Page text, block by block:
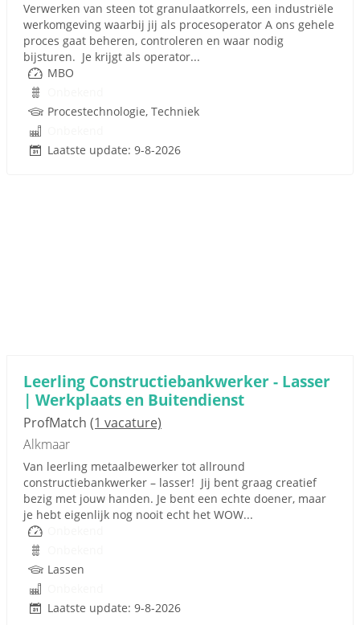
Verwerken van steen tot granulaatkorrels, een industriële
werkomgeving waarbij jij als procesoperator A ons gehele
proces gaat beheren, controleren en waar nodig
bijsturen. Je krijgt als operator...
MBO
Procestechnologie, Techniek
Laatste update: 9-8-2026
Leerling Constructiebankwerker - Lasser
| Werkplaats en Buitendienst
ProfMatch (1 vacature)
Alkmaar
Van leerling metaalbewerker tot allround
constructiebankwerker – lasser! Jij bent graag creatief
bezig met jouw handen. Je bent een echte doener, maar
je hebt eigenlijk nog nooit echt het WOW...
Lassen
Laatste update: 9-8-2026